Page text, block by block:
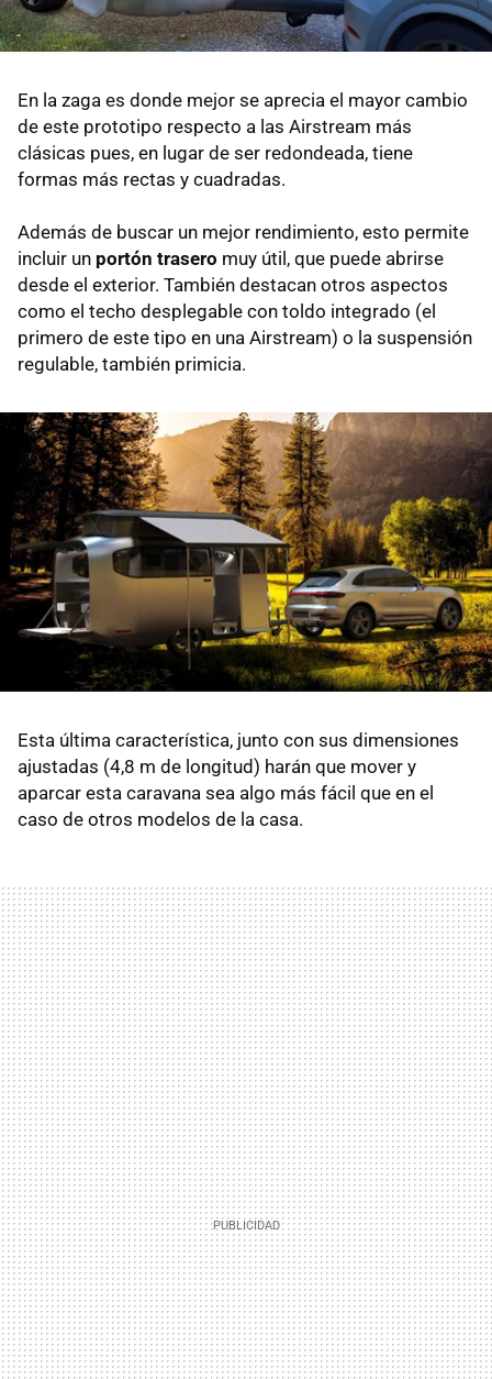
En la zaga es donde mejor se aprecia el mayor cambio
de este prototipo respecto a las Airstream más
clásicas pues, en lugar de ser redondeada, tiene
formas más rectas y cuadradas.
Además de buscar un mejor rendimiento, esto permite
incluir un portón trasero muy útil, que puede abrirse
desde el exterior. También destacan otros aspectos
como el techo desplegable con toldo integrado (el
primero de este tipo en una Airstream) o la suspensión
regulable, también primicia.
Esta última característica, junto con sus dimensiones
ajustadas (4,8 m de longitud) harán que mover y
aparcar esta caravana sea algo más fácil que en el
caso de otros modelos de la casa.